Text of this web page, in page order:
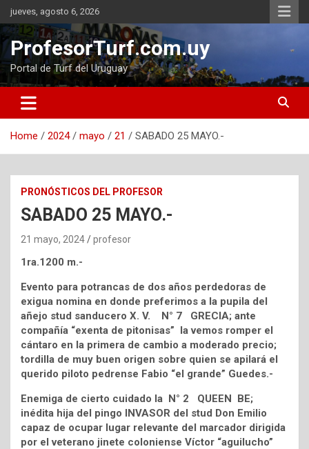
Skip
to
content
jueves, agosto 6, 2026
ProfesorTurf.com.uy
Portal de Turf del Uruguay
Home 2024 mayo 21 SABADO 25 MAYO.-
PRONÓSTICOS DEL PROFESOR
SABADO 25 MAYO.-
21 mayo, 2024 profesor
1ra.1200 m.-
Evento para potrancas de dos años perdedoras de
exigua nomina en donde preferimos a la pupila del
añejo stud sanducero X. V. N° 7 GRECIA; ante
compañía “exenta de pitonisas” la vemos romper el
cántaro en la primera de cambio a moderado precio;
tordilla de muy buen origen sobre quien se apilará el
querido piloto pedrense Fabio “el grande” Guedes.-
Enemiga de cierto cuidado la N° 2 QUEEN BE;
inédita hija del pingo INVASOR del stud Don Emilio
capaz de ocupar lugar relevante del marcador dirigida
por el veterano jinete coloniense Víctor “aguilucho”